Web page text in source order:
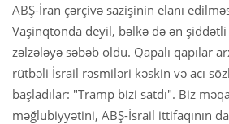
ABŞ-İran çərçivə sazişinin elanı
Vaşinqtonda deyil, bəlkə də ən
zəlzələyə səbəb oldu. Qapalı qapılar
rütbəli İsrail rəsmiləri kəskin və acı
başladılar: "Tramp bizi satdı". Biz
məğlubiyyətini, ABŞ-İsrail ittifaqının